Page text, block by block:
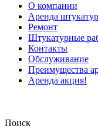
О компании
Аренда
Ремонт
Штукатурные
Контакты
Обслуживание
Преимущества
Аренда акция!
Поиск